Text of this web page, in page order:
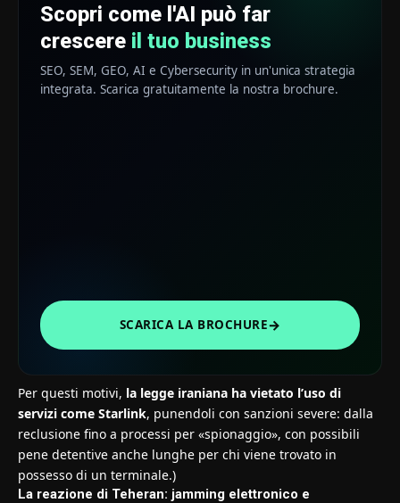
Scopri come l'AI può far
crescere il tuo business
SEO, SEM, GEO, AI e Cybersecurity in un'unica strategia
integrata. Scarica gratuitamente la nostra brochure.
SCARICA LA BROCHURE→
Per questi motivi, la legge iraniana ha vietato l’uso di
servizi come Starlink, punendoli con sanzioni severe: dalla
reclusione fino a processi per «spionaggio», con possibili
pene detentive anche lunghe per chi viene trovato in
possesso di un terminale.)
La reazione di Teheran: jamming elettronico e